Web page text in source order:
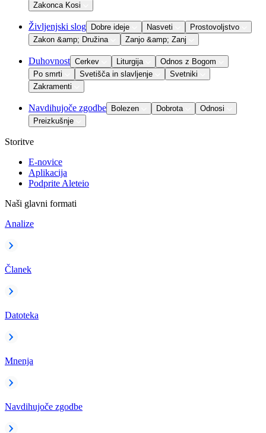
Zakonca Kosi
Življenjski slog Dobre ideje Nasveti
Prostovoljstvo
Zakon &amp; Družina
Zanjo &amp; Zanj
Duhovnost Cerkev Liturgija
Odnos z Bogom
Po smrti
Svetišča in slavljenje
Svetniki
Zakramenti
Navdihujoče zgodbe Bolezen Dobrota
Odnosi
Preizkušnje
Storitve
E-novice
Aplikacija
Podprite Aleteio
Naši glavni formati
Analize
Članek
Datoteka
Mnenja
Navdihujoče zgodbe